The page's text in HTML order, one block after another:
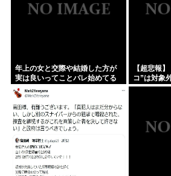
年上の女と交際や結婚した方が
実は良いってことバレ始めてる
よな
【超悲報
コ”は対象